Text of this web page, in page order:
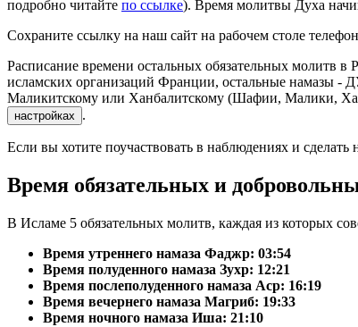
подробно читайте по ссылке). Время молитвы Духа
Сохраните ссылку на наш сайт на рабочем столе
Расписание времени остальных обязательных
исламских организаций Франции, остальные намазы
Маликитскому или Ханбалитскому (Шафии, Малики,
настройках .
Если вы хотите поучаствовать в наблюдениях и
Время обязательных и
В Исламе 5 обязательных молитв, каждая из которых
Время утреннего намаза Фаджр: 03:54
Время полуденного намаза Зухр: 12:21
Время послеполуденного намаза Аср: 16:19
Время вечернего намаза Магриб: 19:33
Время ночного намаза Иша: 21:10